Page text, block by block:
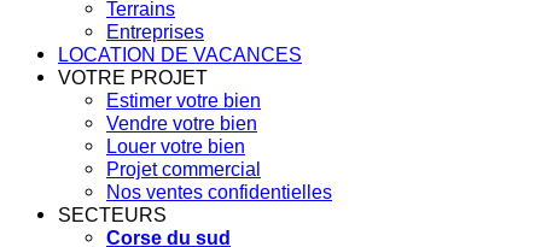
Terrains
Entreprises
LOCATION DE VACANCES
VOTRE PROJET
Estimer votre bien
Vendre votre bien
Louer votre bien
Projet commercial
Nos ventes confidentielles
SECTEURS
Corse du sud